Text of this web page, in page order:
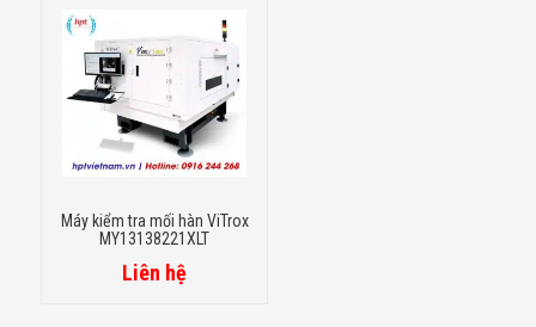
Máy kiểm tra mối hàn ViTrox
MY13138221XLT
Liên hệ